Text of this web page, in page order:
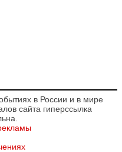
в России и в мире
сайта гиперссылка